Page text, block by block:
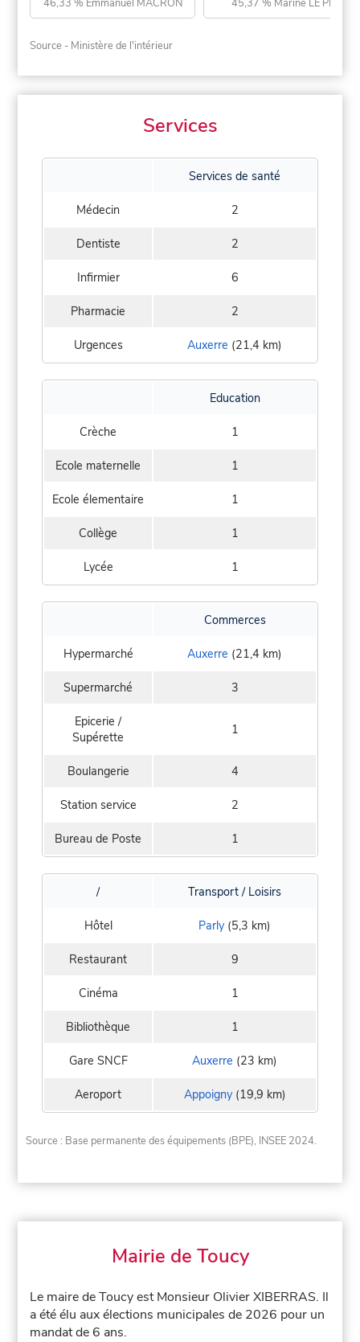
46,33 % Emmanuel MACRON 45,37 % Marine LE PEN
Source - Ministère de l'intérieur
Services
Services de santé
Médecin 2
Dentiste 2
Infirmier 6
Pharmacie 2
Urgences Auxerre (21,4 km)
Education
Crèche 1
Ecole maternelle 1
Ecole élementaire 1
Collège 1
Lycée 1
Commerces
Hypermarché Auxerre (21,4 km)
Supermarché 3
Epicerie /
Supérette
1
Boulangerie 4
Station service 2
Bureau de Poste 1
/ Transport / Loisirs
Hôtel Parly (5,3 km)
Restaurant 9
Cinéma 1
Bibliothèque 1
Gare SNCF Auxerre (23 km)
Aeroport Appoigny(19,9 km)
Source : Base permanente des équipements (BPE), INSEE 2024.
Mairie de Toucy
Le maire de Toucy est Monsieur Olivier XIBERRAS. Il
a été élu aux élections municipales de 2026 pour un
mandat de 6 ans.